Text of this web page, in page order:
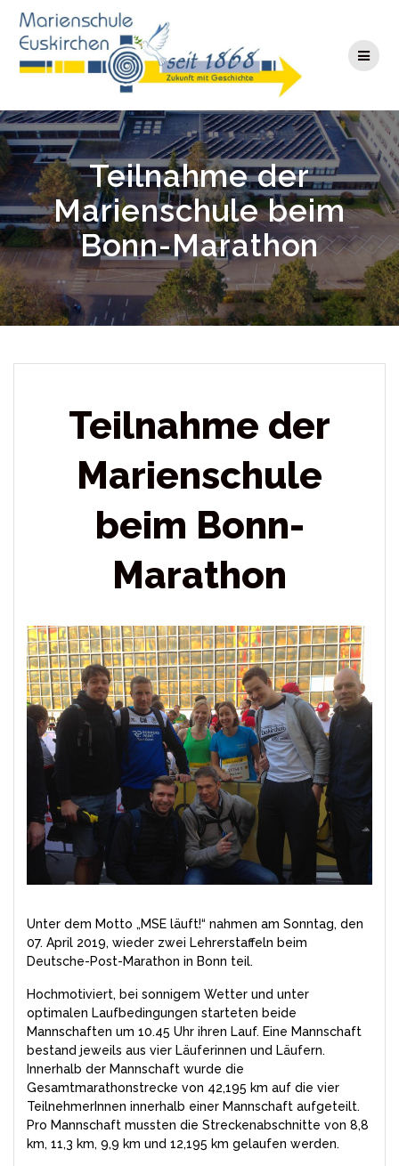
springen
Teilnahme der
Marienschule beim
Bonn-Marathon
Teilnahme der
Marienschule
beim Bonn-
Marathon
Unter dem Motto „MSE läuft!“ nahmen am Sonntag, den
07. April 2019, wieder zwei Lehrerstaffeln beim
Deutsche-Post-Marathon in Bonn teil.
Hochmotiviert, bei sonnigem Wetter und unter
optimalen Laufbedingungen starteten beide
Mannschaften um 10.45 Uhr ihren Lauf. Eine Mannschaft
bestand jeweils aus vier Läuferinnen und Läufern.
Innerhalb der Mannschaft wurde die
Gesamtmarathonstrecke von 42,195 km auf die vier
TeilnehmerInnen innerhalb einer Mannschaft aufgeteilt.
Pro Mannschaft mussten die Streckenabschnitte von 8,8
km, 11,3 km, 9,9 km und 12,195 km gelaufen werden.